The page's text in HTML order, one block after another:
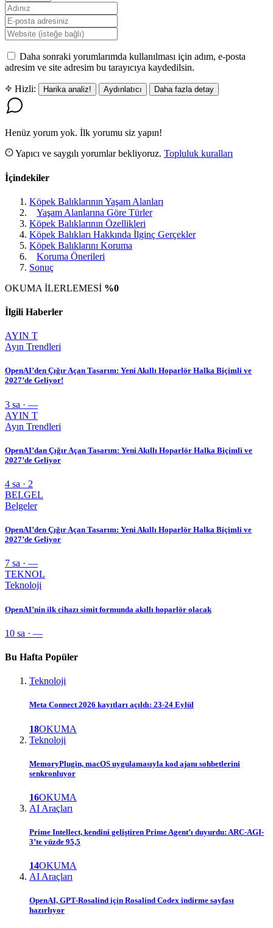
Daha sonraki yorumlarımda kullanılması için adım, e-posta
adresim ve site adresim bu tarayıcıya kaydedilsin.
Hizli: Harika analiz! Aydınlatıcı Daha fazla detay
Henüz yorum yok. İlk yorumu siz yapın!
Yapıcı ve saygılı yorumlar bekliyoruz. Topluluk kuralları
İçindekiler
Köpek Balıklarının Yaşam Alanları
Yaşam Alanlarına Göre Türler
Köpek Balıklarının Özellikleri
Köpek Balıkları Hakkında İlginç Gerçekler
Köpek Balıklarını Koruma
Koruma Önerileri
Sonuç
OKUMA İLERLEMESİ %0
İlgili Haberler
AYIN T
Ayın Trendleri
OpenAI’den Çığır Açan Tasarım: Yeni Akıllı Hoparlör Halka Biçimli ve
2027’de Geliyor!
3 sa · —
AYIN T
Ayın Trendleri
OpenAI’dan Çığır Açan Tasarım: Yeni Akıllı Hoparlör Halka Biçimli ve
2027’de Geliyor
4 sa · 2
BELGEL
Belgeler
OpenAI’den Çığır Açan Tasarım: Yeni Akıllı Hoparlör Halka Biçimli ve
2027’de Geliyor
7 sa · —
TEKNOL
Teknoloji
OpenAI’nin ilk cihazı simit formunda akıllı hoparlör olacak
10 sa · —
Bu Hafta Popüler
Teknoloji
Meta Connect 2026 kayıtları açıldı: 23-24 Eylül
18OKUMA
Teknoloji
MemoryPlugin, macOS uygulamasıyla kod ajanı sohbetlerini
senkronluyor
16OKUMA
AI Araçları
Prime Intellect, kendini geliştiren Prime Agent’ı duyurdu: ARC-AGI-
3’te yüzde 95,5
14OKUMA
AI Araçları
OpenAI, GPT-Rosalind için Rosalind Codex indirme sayfası
hazırlıyor